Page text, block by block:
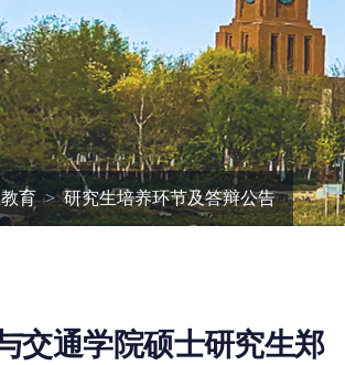
育 研究生培养环节及答辩公告
交通学院硕士研究生郑